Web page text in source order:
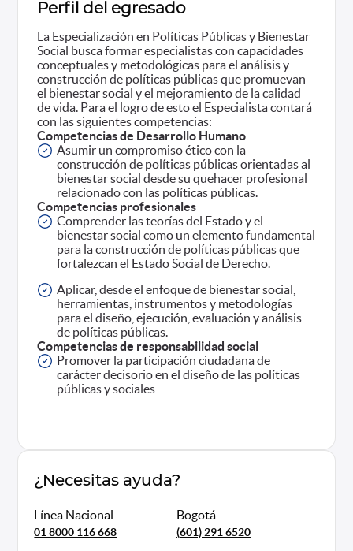
Perfil del egresado
La Especialización en Políticas Públicas y Bienestar
Social busca formar especialistas con capacidades
conceptuales y metodológicas para el análisis y
construcción de políticas públicas que promuevan
el bienestar social y el mejoramiento de la calidad
de vida. Para el logro de esto el Especialista contará
con las siguientes competencias:
Competencias de Desarrollo Humano
Asumir un compromiso ético con la
construcción de políticas públicas orientadas al
bienestar social desde su quehacer profesional
relacionado con las políticas públicas.
Competencias profesionales
Comprender las teorías del Estado y el
bienestar social como un elemento fundamental
para la construcción de políticas públicas que
fortalezcan el Estado Social de Derecho.
Aplicar, desde el enfoque de bienestar social,
herramientas, instrumentos y metodologías
para el diseño, ejecución, evaluación y análisis
de políticas públicas.
Competencias de responsabilidad social
Promover la participación ciudadana de
carácter decisorio en el diseño de las políticas
públicas y sociales
¿Necesitas ayuda?
Línea Nacional
01 8000 116 668
Bogotá
(601) 291 6520